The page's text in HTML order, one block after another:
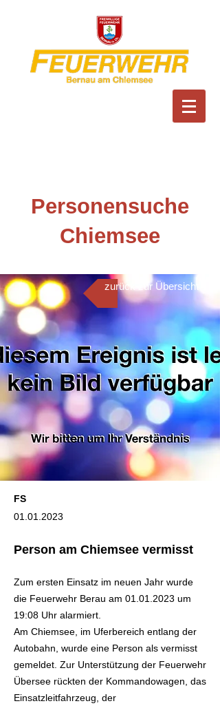
Feuerwehr Bernau am
Chiemsee
Personensuche
Chiemsee
FS
01.01.2023
Person am Chiemsee vermisst
Zum ersten Einsatz im neuen Jahr wurde
die Feuerwehr Berau am 01.01.2023 um
19:08 Uhr alarmiert.
Am Chiemsee, im Uferbereich entlang der
Autobahn, wurde eine Person als vermisst
gemeldet. Zur Unterstützung der Feuerwehr
Übersee rückten der Kommandowagen, das
Einsatzleitfahrzeug, der
zurück zur Übersicht